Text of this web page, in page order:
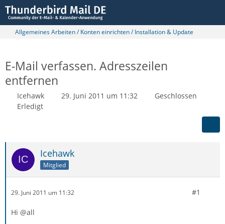
Allgemeines Arbeiten / Konten einrichten / Installation & Update
E-Mail verfassen. Adresszeilen
entfernen
Icehawk 29. Juni 2011 um 11:32
Geschlossen
Erledigt
Icehawk
Mitglied
29. Juni 2011 um 11:32 #1
Hi @all